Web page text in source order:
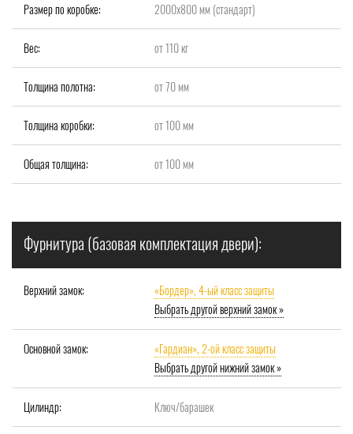
Размер по коробке: 2000x800 мм (стандарт)
Вес: от 110 кг
Толщина полотна: от 70 мм
Толщина коробки: от 100 мм
Общая толщина: от 100 мм
Фурнитура (базовая комплектация двери):
Верхний замок:
«Бордер», 4-ый класс защиты
Выбрать другой верхний замок »
Основной замок:
«Гардиан», 2-ой класс защиты
Выбрать другой нижний замок »
Цилиндр: Ключ/барашек